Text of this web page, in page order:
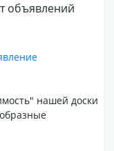
объявлений
нашей доски